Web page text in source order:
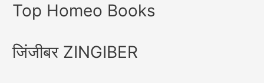
Top Homeo Books
जिंजीबर ZINGIBER